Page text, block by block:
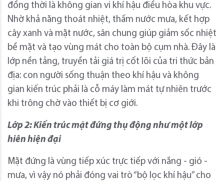
đồng thời là không gian vi khí hậu điều hòa khu vực.
Nhờ khả năng thoát nhiệt, thấm nước mưa, kết hợp
cây xanh và mặt nước, sân chung giúp giảm sốc nhiệt
bề mặt và tạo vùng mát cho toàn bộ cụm nhà. Đây là
lớp nền tảng, truyền tải giá trị cốt lõi của tri thức bản
địa: con người sống thuận theo khí hậu và không
gian kiến trúc phải là cỗ máy làm mát tự nhiên trước
khi trông chờ vào thiết bị cơ giới.
Lớp 2: Kiến trúc mặt đứng thụ động như một lớp
hiên hiện đại
Mặt đứng là vùng tiếp xúc trực tiếp với nắng - gió -
mưa, vì vậy nó phải đóng vai trò “bộ lọc khí hậu” cho